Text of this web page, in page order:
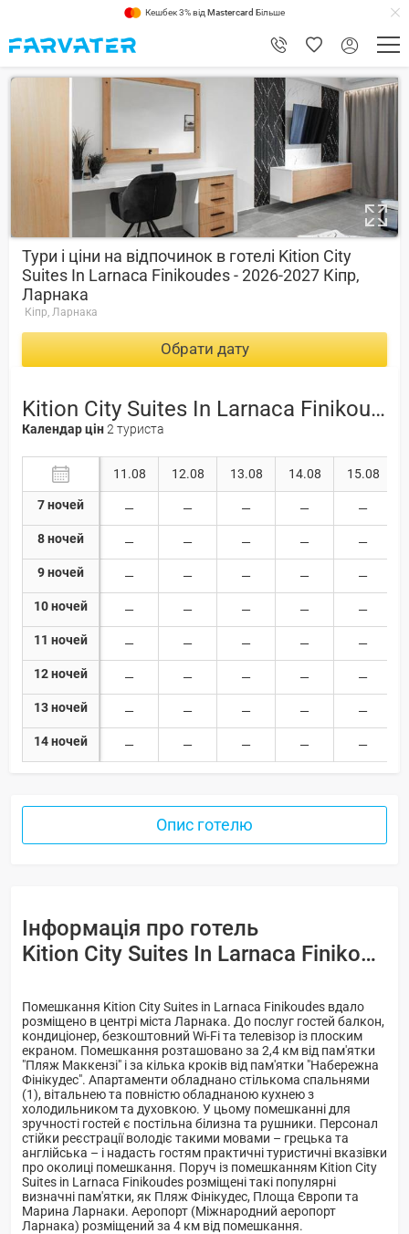
Кешбек 3% від Mastercard Більше
8.4
Тури і ціни на відпочинок в готелі Kition City
Suites In Larnaca Finikoudes - 2026-2027 Кіпр,
Ларнака
Кіпр, Ларнака
Обрати дату
Kition City Suites In Larnaca Finikoudes -
Календар цін2 туриста
7 ночей
8 ночей
9 ночей
10 ночей
11 ночей
12 ночей
13 ночей
14 ночей
11.08 12.08 13.08 14.08 15.08
Опис готелю
Інформація про готель
Kition City Suites In Larnaca Finikoudes -
Помешкання Kition City Suites in Larnaca Finikoudes вдало
розміщено в центрі міста Ларнака. До послуг гостей балкон,
кондиціонер, безкоштовний Wi-Fi та телевізор із плоским
екраном. Помешкання розташовано за 2,4 км від пам'ятки
"Пляж Маккензі" і за кілька кроків від пам'ятки "Набережна
Фінікудес". Апартаменти обладнано стількома спальнями
(1), вітальнею та повністю обладнаною кухнею з
холодильником та духовкою. У цьому помешканні для
зручності гостей є постільна білизна та рушники. Персонал
стійки реєстрації володіє такими мовами – грецька та
англійська – і надасть гостям практичні туристичні вказівки
про околиці помешкання. Поруч із помешканням Kition City
Suites in Larnaca Finikoudes розміщені такі популярні
визначні пам'ятки, як Пляж Фінікудес, Площа Європи та
Марина Ларнаки. Аеропорт (Міжнародний аеропорт
Ларнака) розміщений за 4 км від помешкання.